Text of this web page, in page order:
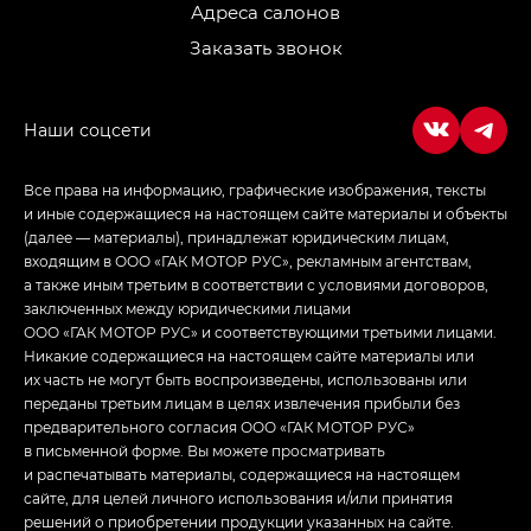
Empow — Эмпау (Empow) в комплектации
Адреса салонов
Заказать звонок
Все права на информацию, графические изображения, тексты
и иные содержащиеся на настоящем сайте материалы и объекты
(далее — материалы), принадлежат юридическим лицам,
входящим в ООО «ГАК МОТОР РУС», рекламным агентствам,
а также иным третьим в соответствии с условиями договоров,
заключенных между юридическими лицами
ООО «ГАК МОТОР РУС» и соответствующими третьими лицами.
Никакие содержащиеся на настоящем сайте материалы или
их часть не могут быть воспроизведены, использованы или
переданы третьим лицам в целях извлечения прибыли без
предварительного согласия ООО «ГАК МОТОР РУС»
в письменной форме. Вы можете просматривать
и распечатывать материалы, содержащиеся на настоящем
сайте, для целей личного использования и/или принятия
решений о приобретении продукции указанных на сайте.